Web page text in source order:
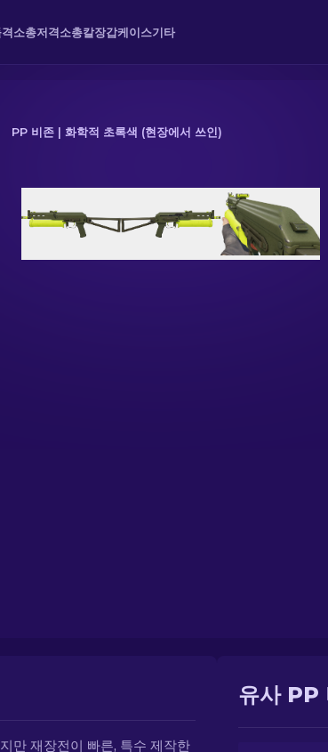
격소총저격소총칼장갑케이스기타
PP 비존 | 화학적 초록색 (현장에서 쓰인)
만 재장전이 빠른, 특수 제작한
유사 PP